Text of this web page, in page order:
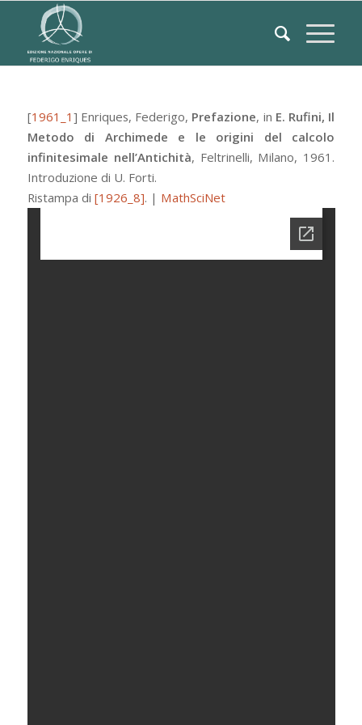
[1961_1 ] Enriques, Federigo, Prefazione, in E. Rufini, Il
Metodo di Archimede e le origini del calcolo
infinitesimale nell’Antichità, Feltrinelli, Milano, 1961.
Introduzione di U. Forti.
Ristampa di [1926_8]. | MathSciNet